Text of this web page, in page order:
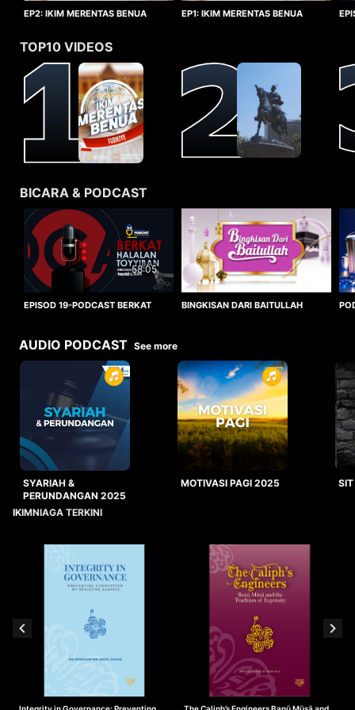
EP2: IKIM MERENTAS BENUA
EP1: IKIM MERENTAS BENUA
TOP10 VIDEOS
BICARA & PODCAST
58:05
EPISOD 19-PODCAST BERKAT
BINGKISAN DARI BAITULLAH
AUDIO PODCAST See more
SYARIAH &
PERUNDANGAN 2025
MOTIVASI PAGI 2025
IKIMNIAGA TERKINI